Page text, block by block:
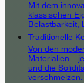
Mit dem
klassischen
Belastbarkeit,
Traditionelle
Von den
Materialien –
und die
verschmelzen.